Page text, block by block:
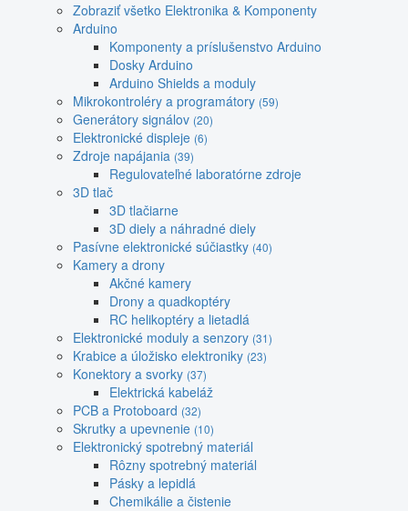
Zobraziť všetko Elektronika & Komponenty
Arduino
Komponenty a príslušenstvo Arduino
Dosky Arduino
Arduino Shields a moduly
Mikrokontroléry a programátory (59)
Generátory signálov (20)
Elektronické displeje (6)
Zdroje napájania (39)
Regulovateľné laboratórne zdroje
3D tlač
3D tlačiarne
3D diely a náhradné diely
Pasívne elektronické súčiastky (40)
Kamery a drony
Akčné kamery
Drony a quadkoptéry
RC helikoptéry a lietadlá
Elektronické moduly a senzory (31)
Krabice a úložisko elektroniky (23)
Konektory a svorky (37)
Elektrická kabeláž
PCB a Protoboard (32)
Skrutky a upevnenie (10)
Elektronický spotrebný materiál
Rôzny spotrebný materiál
Pásky a lepidlá
Chemikálie a čistenie